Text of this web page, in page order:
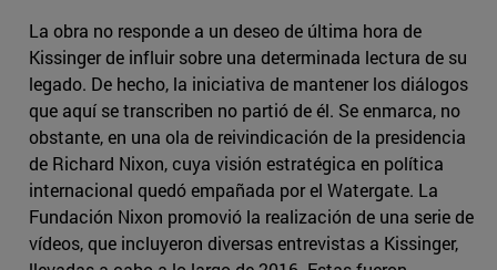
La obra no responde a un deseo de última hora de
Kissinger de influir sobre una determinada lectura de su
legado. De hecho, la iniciativa de mantener los diálogos
que aquí se transcriben no partió de él. Se enmarca, no
obstante, en una ola de reivindicación de la presidencia
de Richard Nixon, cuya visión estratégica en política
internacional quedó empañada por el Watergate. La
Fundación Nixon promovió la realización de una serie de
vídeos, que incluyeron diversas entrevistas a Kissinger,